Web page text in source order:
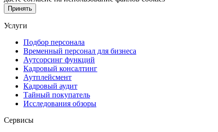
Принять
Услуги
Подбор персонала
Временный персонал для бизнеса
Аутсорсинг функций
Кадровый консалтинг
Аутплейсмент
Кадровый аудит
Тайный покупатель
Исследования обзоры
Сервисы